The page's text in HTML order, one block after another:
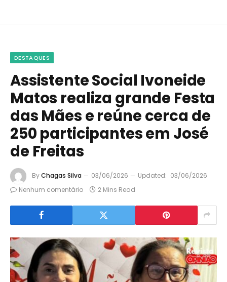
DESTAQUES
Assistente Social Ivoneide
Matos realiza grande Festa
das Mães e reúne cerca de
250 participantes em José
de Freitas
ByChagas Silva 03/06/2026 Updated: 03/06/2026
Nenhum comentário
2 Mins Read